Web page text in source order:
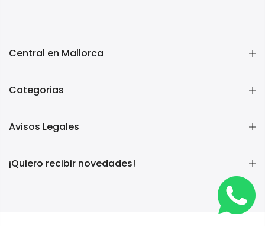
Central en Mallorca
Categorias
Avisos Legales
¡Quiero recibir novedades!